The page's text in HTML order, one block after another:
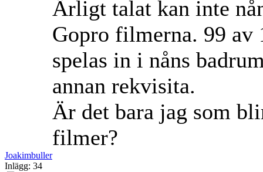
Joakimbuller
Inlägg: 34
Ärligt talat kan inte
Gopro filmerna. 99 av
spelas in i nåns
annan rekvisita.
Är det bara jag som
filmer?